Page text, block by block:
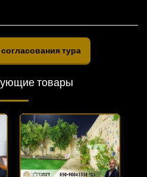
тура
товары